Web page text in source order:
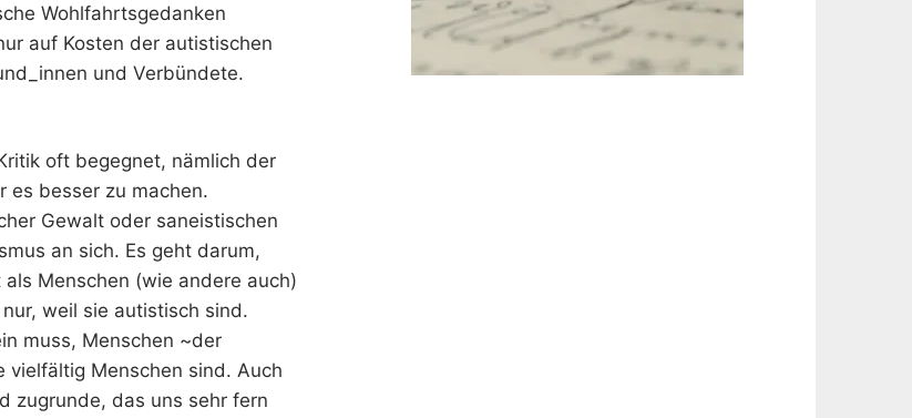
Wohlfahrtsgedanken
auf Kosten der autistischen
und Verbündete.
oft begegnet, nämlich der
es besser zu machen.
Gewalt oder saneistischen
an sich. Es geht darum,
Menschen (wie andere auch)
weil sie autistisch sind.
muss, Menschen ~der
vielfältig Menschen sind. Auch
zugrunde, das uns sehr fern